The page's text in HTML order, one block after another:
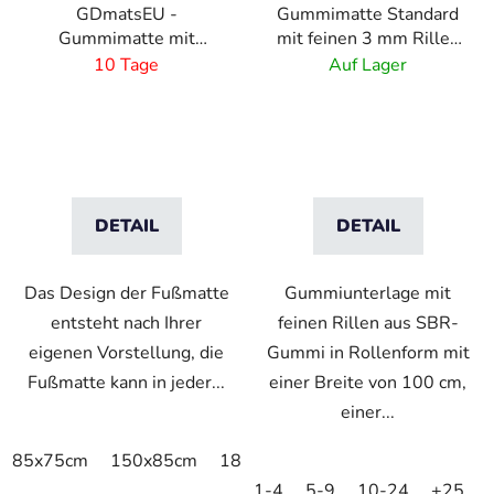
GDmatsEU -
Gummimatte mit
eigenem Design
10 Tage
DETAIL
Das Design der Fußmatte
entsteht nach Ihrer
eigenen Vorstellung, die
Fußmatte kann in jeder...
85x75cm 150x85cm 180x115cm
Gummimatte Standard
mit feinen 3 mm Rillen
- 1 m x 10 m
Auf Lager
DETAIL
Gummiunterlage mit
feinen Rillen aus SBR-
Gummi in Rollenform mit
einer Breite von 100 cm,
einer...